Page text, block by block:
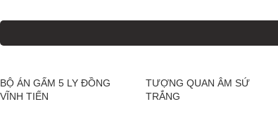
BỘ ÁN GẤM 5 LY ĐỒNG
VĨNH TIẾN
TƯỢNG QUAN ÂM SỨ
TRẮNG